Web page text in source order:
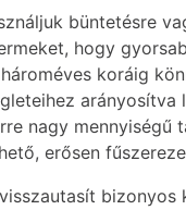
büntetésre
hogy
koráig
arányosítva
nagy mennyiségű
erősen